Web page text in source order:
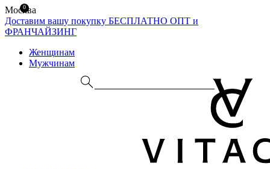
Москва
Доставим вашу покупку БЕСПЛАТНО ОПТ и
ФРАНЧАЙЗИНГ
Женщинам
Мужчинам
0